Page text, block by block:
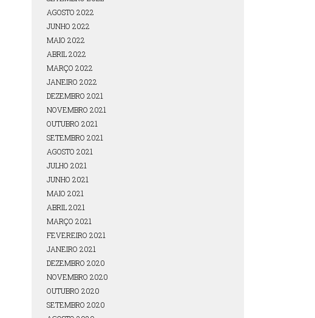
AGOSTO 2022
JUNHO 2022
MAIO 2022
ABRIL 2022
MARÇO 2022
JANEIRO 2022
DEZEMBRO 2021
NOVEMBRO 2021
OUTUBRO 2021
SETEMBRO 2021
AGOSTO 2021
JULHO 2021
JUNHO 2021
MAIO 2021
ABRIL 2021
MARÇO 2021
FEVEREIRO 2021
JANEIRO 2021
DEZEMBRO 2020
NOVEMBRO 2020
OUTUBRO 2020
SETEMBRO 2020